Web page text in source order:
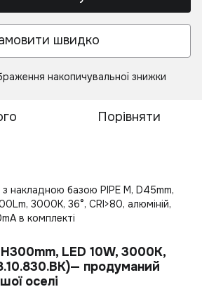
швидко
накопичувальної знижки
Порівняти
з накладною базою PIPE M, D45mm,
3000К, 36°, CRI>80, алюміній,
в комплекті
LED 10W, 3000К,
продуманий
оселі